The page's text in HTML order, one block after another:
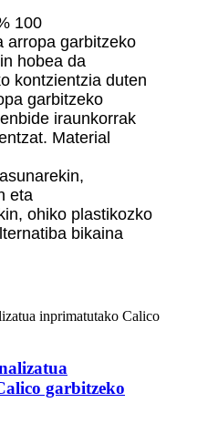
100
arropa garbitzeko
hobea da
kontzientzia duten
garbitzeko
iraunkorrak
Material
eta
ohiko plastikozko
bikaina
garbitzeko